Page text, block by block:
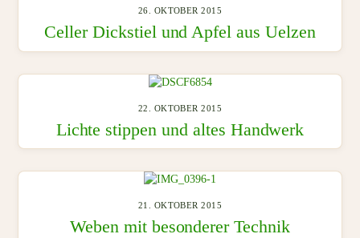
26. OKTOBER 2015
Celler Dickstiel und Apfel aus Uelzen
22. OKTOBER 2015
Lichte stippen und altes Handwerk
21. OKTOBER 2015
Weben mit besonderer Technik